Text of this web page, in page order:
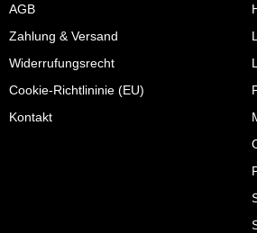
AGB
Zahlung & Versand
Widerrufungsrecht
Cookie-Richtlininie (EU)
Kontakt